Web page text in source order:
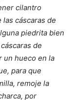
cilantro
cáscaras de
piedrita bien
de
un hueco en la
para que
remoje la
por